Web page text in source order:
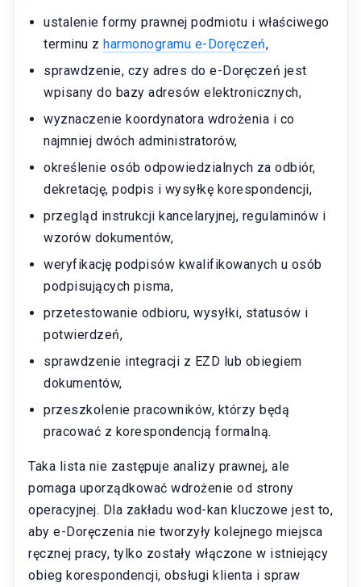
ustalenie formy prawnej podmiotu i właściwego
terminu z harmonogramu e-Doręczeń,
sprawdzenie, czy adres do e-Doręczeń jest
wpisany do bazy adresów elektronicznych,
wyznaczenie koordynatora wdrożenia i co
najmniej dwóch administratorów,
określenie osób odpowiedzialnych za odbiór,
dekretację, podpis i wysyłkę korespondencji,
przegląd instrukcji kancelaryjnej, regulaminów i
wzorów dokumentów,
weryfikację podpisów kwalifikowanych u osób
podpisujących pisma,
przetestowanie odbioru, wysyłki, statusów i
potwierdzeń,
sprawdzenie integracji z EZD lub obiegiem
dokumentów,
przeszkolenie pracowników, którzy będą
pracować z korespondencją formalną.
Taka lista nie zastępuje analizy prawnej, ale
pomaga uporządkować wdrożenie od strony
operacyjnej. Dla zakładu wod-kan kluczowe jest to,
aby e-Doręczenia nie tworzyły kolejnego miejsca
ręcznej pracy, tylko zostały włączone w istniejący
obieg korespondencji, obsługi klienta i spraw